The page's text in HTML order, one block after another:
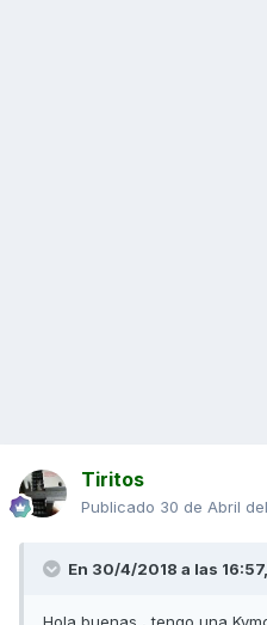
Tiritos
Publicado 30 de Abril
En 30/4/2018 a las 16:57,